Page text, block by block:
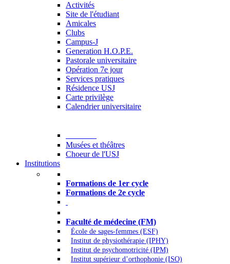
Activités
Site de l'étudiant
Amicales
Clubs
Campus-J
Generation H.O.P.E.
Pastorale universitaire
Opération 7e jour
Services pratiques
Résidence USJ
Carte privilège
Calendrier universitaire
Musées et théâtres
Choeur de l'USJ
Institutions
Formations de 1er cycle
Formations de 2e cycle
Faculté de médecine (FM)
École de sages-femmes (ESF)
Institut de physiothérapie (IPHY)
Institut de psychomotricité (IPM)
Institut supérieur d’orthophonie (ISO)